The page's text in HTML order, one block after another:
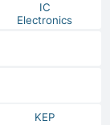
IC
Electronics
KEP